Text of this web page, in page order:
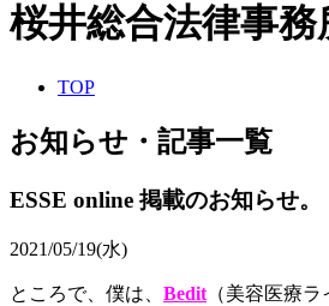
桜井総合法律事務
TOP
お知らせ・記事一覧
ESSE online 掲載のお知らせ。
2021/05/19(水)
ところで、僕は、 Bedit（美容医療ラ